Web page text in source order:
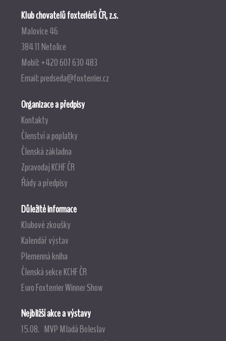
Klub chovatelů foxteriérů ČR, z.s.
Malovice 46
384 11 Netolice
Mobil: +420 607 630 483
Email:predseda@foxterrier.cz
Organizace a předpisy
Kontakty
Členství a poplatky
Členská základna
Zpravodaj KCHF ČR
Řády a předpisy
Důležité informace
Klubové zkoušky
Kalendář výstav
Plemenná kniha
Členská sekce KCHF ČR
Euro Foxterrier Winner Show
Nejbližší akce a výstavy
15.08. MVP Mladá Boleslav